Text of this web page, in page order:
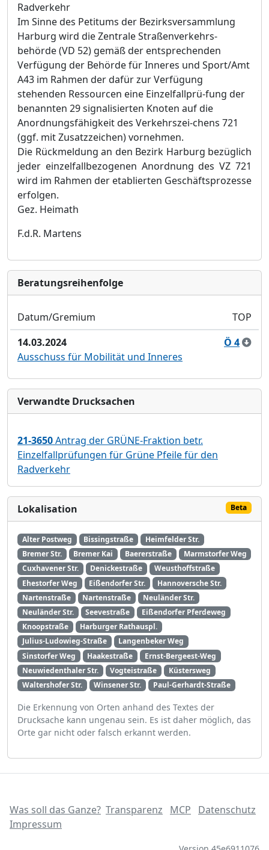
Radverkehr
Im Sinne des Petitums der Bezirksversammlung
Harburg wird die Zentrale Straßenverkehrs-
behörde (VD 52) gemäß der entsprechenden
Verfügung der Behörde für Inneres und Sport/Amt
A43 im Rahmen der dafür zur Verfügung
stehenden Ressourcen eine Einzelfallprü-fung der
benannten 29 signalisierten Knoten auf die
Anordnungsfähigkeit des Verkehrszei-chens 721
(ggf. mit Zusatzzeichen) vornehmen.
Die Rückmeldung an den Bezirk Harburg bezüglich
jeder einzelfallbezogenen Anordnung des VZ 721
wird im Rahmen der etablierten Geschäftsprozesse
erfolgen.
Gez. Heimath
F.d.R. Martens
Bera­tungs­reihen­folge
Datum/Gremium
TOP
14.03.2024
Ö 4
Ausschuss für Mobilität und Inneres
Verwandte Drucksachen
21-3650Antrag der GRÜNE-Fraktion betr.
Einzelfallprüfungen für Grüne Pfeile für den
Radverkehr
Lokalisation Beta
Alter Postweg Bissingstraße
Heimfelder Str.
Bremer Str.
Bremer Kai Baererstraße
Marmstorfer Weg
Cuxhavener Str.
Denickestraße
Weusthoffstraße
Ehestorfer Weg
Eißendorfer Str.
Hannoversche Str.
Nartenstraße
Nartenstraße
Neuländer Str.
Neuländer Str.
Seevestraße
Eißendorfer Pferdeweg
Knoopstraße
Harburger Rathauspl.
Julius-Ludowieg-Straße
Langenbeker Weg
Sinstorfer Weg
Haakestraße
Ernst-Bergeest-Weg
Neuwiedenthaler Str.
Vogteistraße
Küstersweg
Waltershofer Str.
Winsener Str. Paul-Gerhardt-Straße
Die Erkennung von Orten anhand des Textes der
Drucksache kann ungenau sein. Es ist daher möglich, das
Orte gar nicht oder falsch erkannt werden.
Was soll das Ganze? Transparenz MCP
Datenschutz
Impressum